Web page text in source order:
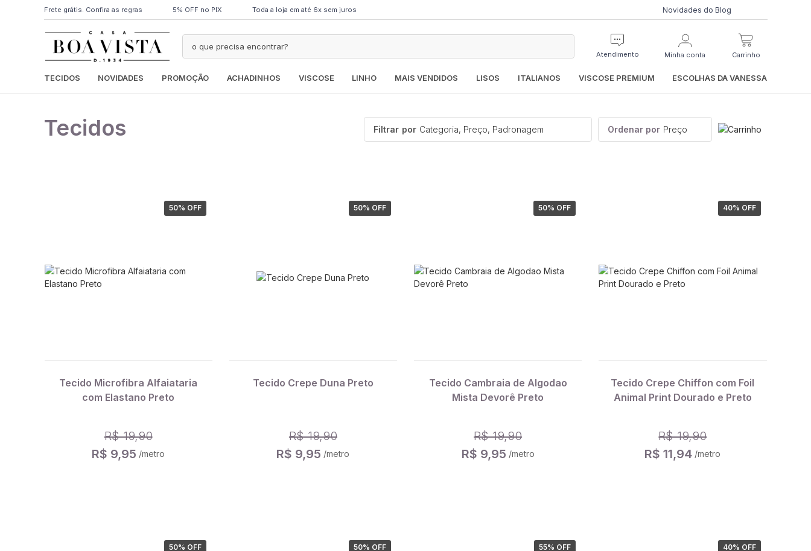
Frete grátis. Confira as regras 5% OFF no PIX Toda a loja em até 6x sem juros Novidades do Blog
Atendimento Minha conta Carrinho
TECIDOS NOVIDADES PROMOÇÃO ACHADINHOS VISCOSE LINHO MAIS VENDIDOS LISOS ITALIANOS VISCOSE PREMIUM ESCOLHAS DA VANESSA
Tecidos Filtrar por Categoria, Preço, Padronagem Ordenar por Preço
50% OFF
Tecido Microfibra Alfaiataria
com Elastano Preto
R$ 19,90
R$ 9,95 /metro
50% OFF
Tecido Crepe Duna Preto
R$ 19,90
R$ 9,95 /metro
50% OFF
Tecido Cambraia de Algodao
Mista Devorê Preto
R$ 19,90
R$ 9,95 /metro
40% OFF
Tecido Crepe Chiffon com Foil
Animal Print Dourado e Preto
R$ 19,90
R$ 11,94 /metro
50% OFF 50% OFF 55% OFF 40% OFF